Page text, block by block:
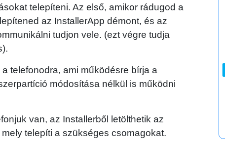
telepíteni. Az első, amikor rádugod a
az InstallerApp démont, és az
tudjon vele. (ezt végre tudja
telefonodra, ami működésre bírja a
módosítása nélkül is működni
van, az Installerből letölthetik az
telepíti a szükséges csomagokat.